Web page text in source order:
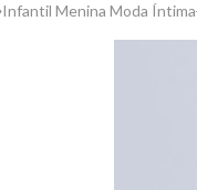
Infantil Menina Moda Íntima